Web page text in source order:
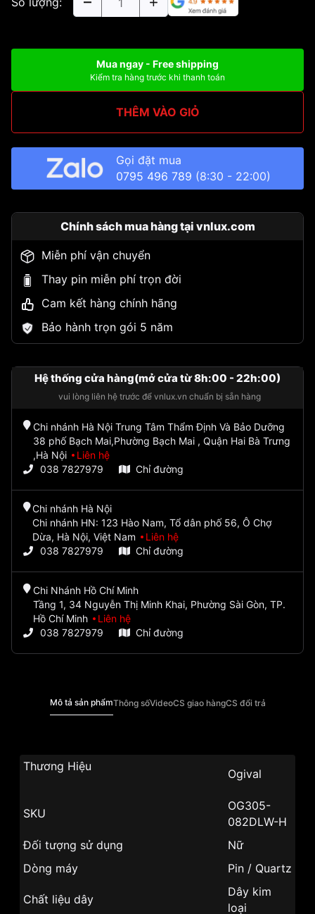
Mua ngay - Free shipping
Kiểm tra hàng trước khi thanh toán
THÊM VÀO GIỎ
Gọi đặt mua
0795 496 789 (8:30 - 22:00)
Chính sách mua hàng tại vnlux.com
Miễn phí vận chuyển
Thay pin miễn phí trọn đời
Cam kết hàng chính hãng
Bảo hành trọn gói 5 năm
Hệ thống cửa hàng(mở cửa từ 8h:00 - 22h:00)
vui lòng liên hệ trước để vnlux.vn chuẩn bị sẵn hàng
Chi nhánh Hà Nội Trung Tâm Thẩm Định Và Bảo Dưỡng
38 phố Bạch Mai,Phường Bạch Mai , Quận Hai Bà Trưng
,Hà Nội
Liên hệ
038 7827979
Chỉ đường
Chi nhánh Hà Nội
Chi nhánh HN: 123 Hào Nam, Tổ dân phố 56, Ô Chợ
Dừa, Hà Nội, Việt Nam
Liên hệ
038 7827979
Chỉ đường
Chi Nhánh Hồ Chí Minh
Tầng 1, 34 Nguyễn Thị Minh Khai, Phường Sài Gòn, TP.
Hồ Chí Minh
Liên hệ
038 7827979
Chỉ đường
Mô tả sản phẩmThông sốVideoCS giao hàngCS đổi trả
Thương Hiệu
Ogival
SKU
OG305-
082DLW-H
Đối tượng sử dụng
Nữ
Dòng máy
Pin / Quartz
Chất liệu dây
Dây kim
loại